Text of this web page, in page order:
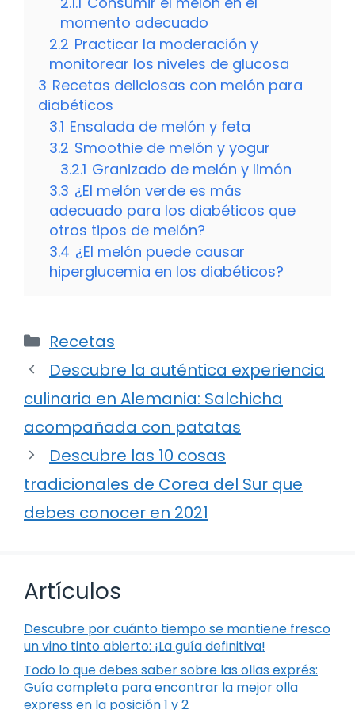
momento adecuado
2.2 Practicar la moderación y
monitorear los niveles de glucosa
3 Recetas deliciosas con melón para
diabéticos
3.1 Ensalada de melón y feta
3.2 Smoothie de melón y yogur
3.2.1 Granizado de melón y limón
3.3 ¿El melón verde es más
adecuado para los diabéticos que
otros tipos de melón?
3.4 ¿El melón puede causar
hiperglucemia en los diabéticos?
Categorías
Recetas
Descubre la auténtica experiencia
culinaria en Alemania: Salchicha
acompañada con patatas
Descubre las 10 cosas
tradicionales de Corea del Sur que
debes conocer en 2021
Artículos
Descubre por cuánto tiempo se mantiene fresco
un vino tinto abierto: ¡La guía definitiva!
Todo lo que debes saber sobre las ollas exprés:
Guía completa para encontrar la mejor olla
express en la posición 1 y 2